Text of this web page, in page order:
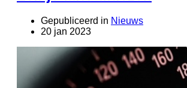
Gepubliceerd in Nieuws
20 jan 2023